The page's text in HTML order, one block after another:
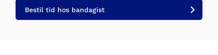
Bestil tid hos bandagist